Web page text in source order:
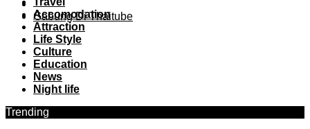
Gabung Di Thaitube
Accomodation
Attraction
Life Style
Culture
Education
News
Night life
Trending